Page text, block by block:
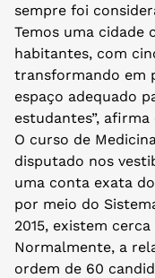
sempre foi
Temos uma cidade
habitantes, com
transformando em
espaço adequado
estudantes”,
O curso de
disputado nos
uma conta exata
por meio do
2015, existem
Normalmente, a
ordem de 60